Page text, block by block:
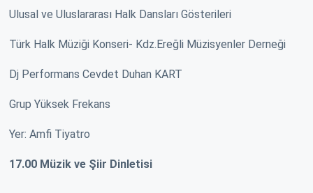
Ulusal ve Uluslararası Halk Dansları Gösterileri
Türk Halk Müziği Konseri- Kdz.Ereğli Müzisyenler Derneği
Dj Performans Cevdet Duhan KART
Grup Yüksek Frekans
Yer: Amfi Tiyatro
17.00 Müzik ve Şiir Dinletisi